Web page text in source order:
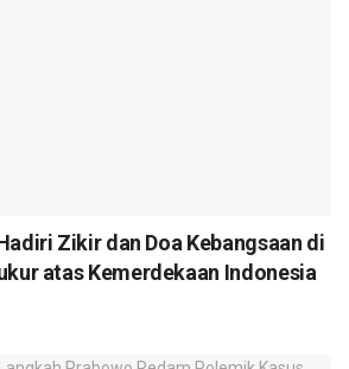
Zikir dan Doa Kebangsaan di
atas Kemerdekaan Indonesia